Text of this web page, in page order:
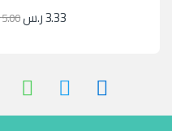
3.33ر.س5.00